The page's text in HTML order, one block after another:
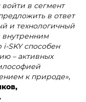
в сегмент
в ответ
и технологичный
внутренним
способен
– активных
к природе»,